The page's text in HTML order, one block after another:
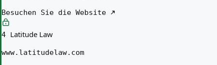
Besuchen Sie die Website
4 Latitude Law
www.latitudelaw.com